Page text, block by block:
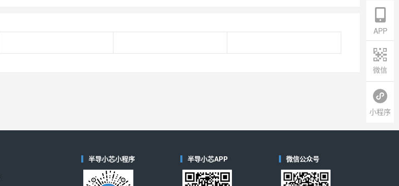
半导小芯小程序 半导小芯APP 微信公众号
APP
微信
小程序